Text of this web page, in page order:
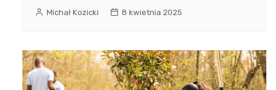
Michał Kozicki 8 kwietnia 2025